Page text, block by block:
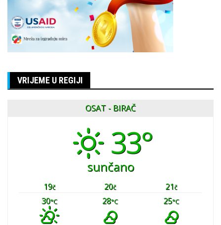
VRIJEME U REGIJI
OSAT - BIRAČ
33°
sunčano
19č 20č 21č
30°C 28°C 25°C